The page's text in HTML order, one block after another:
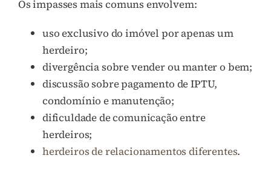
Os impasses mais comuns envolvem:
uso exclusivo do imóvel por apenas um
herdeiro;
divergência sobre vender ou manter o bem;
discussão sobre pagamento de IPTU,
condomínio e manutenção;
dificuldade de comunicação entre
herdeiros;
herdeiros de relacionamentos diferentes.